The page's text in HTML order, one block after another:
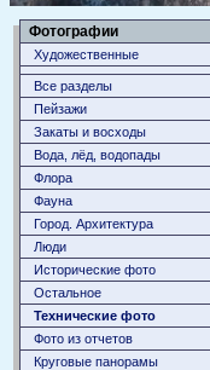
Фотографии
Художественные
Все разделы
Пейзажи
Закаты и восходы
Вода, лёд, водопады
Флора
Фауна
Город. Архитектура
Люди
Исторические фото
Остальное
Технические фото
Фото из отчетов
Круговые панорамы